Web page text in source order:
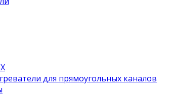
для прямоугольных каналов